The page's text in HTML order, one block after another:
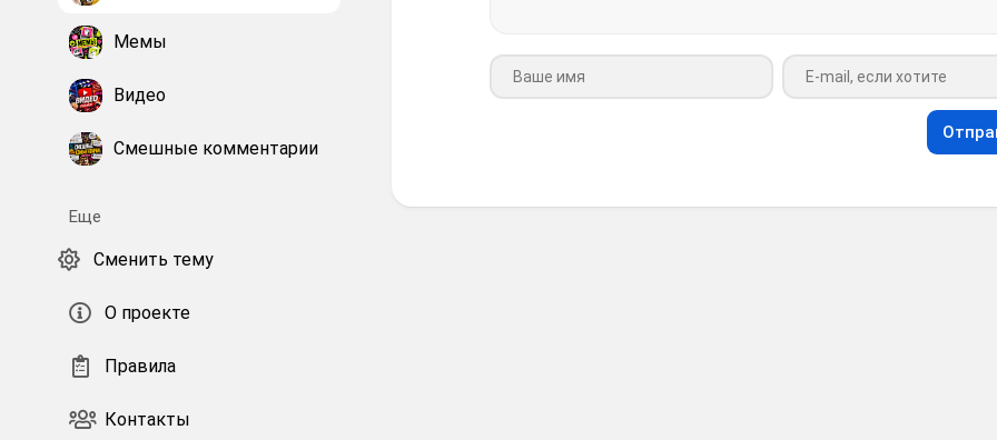
Мемы
Видео
Смешные комментарии
Еще
Сменить тему
О проекте
Правила
Контакты
Ваше имя Ваш e-mail